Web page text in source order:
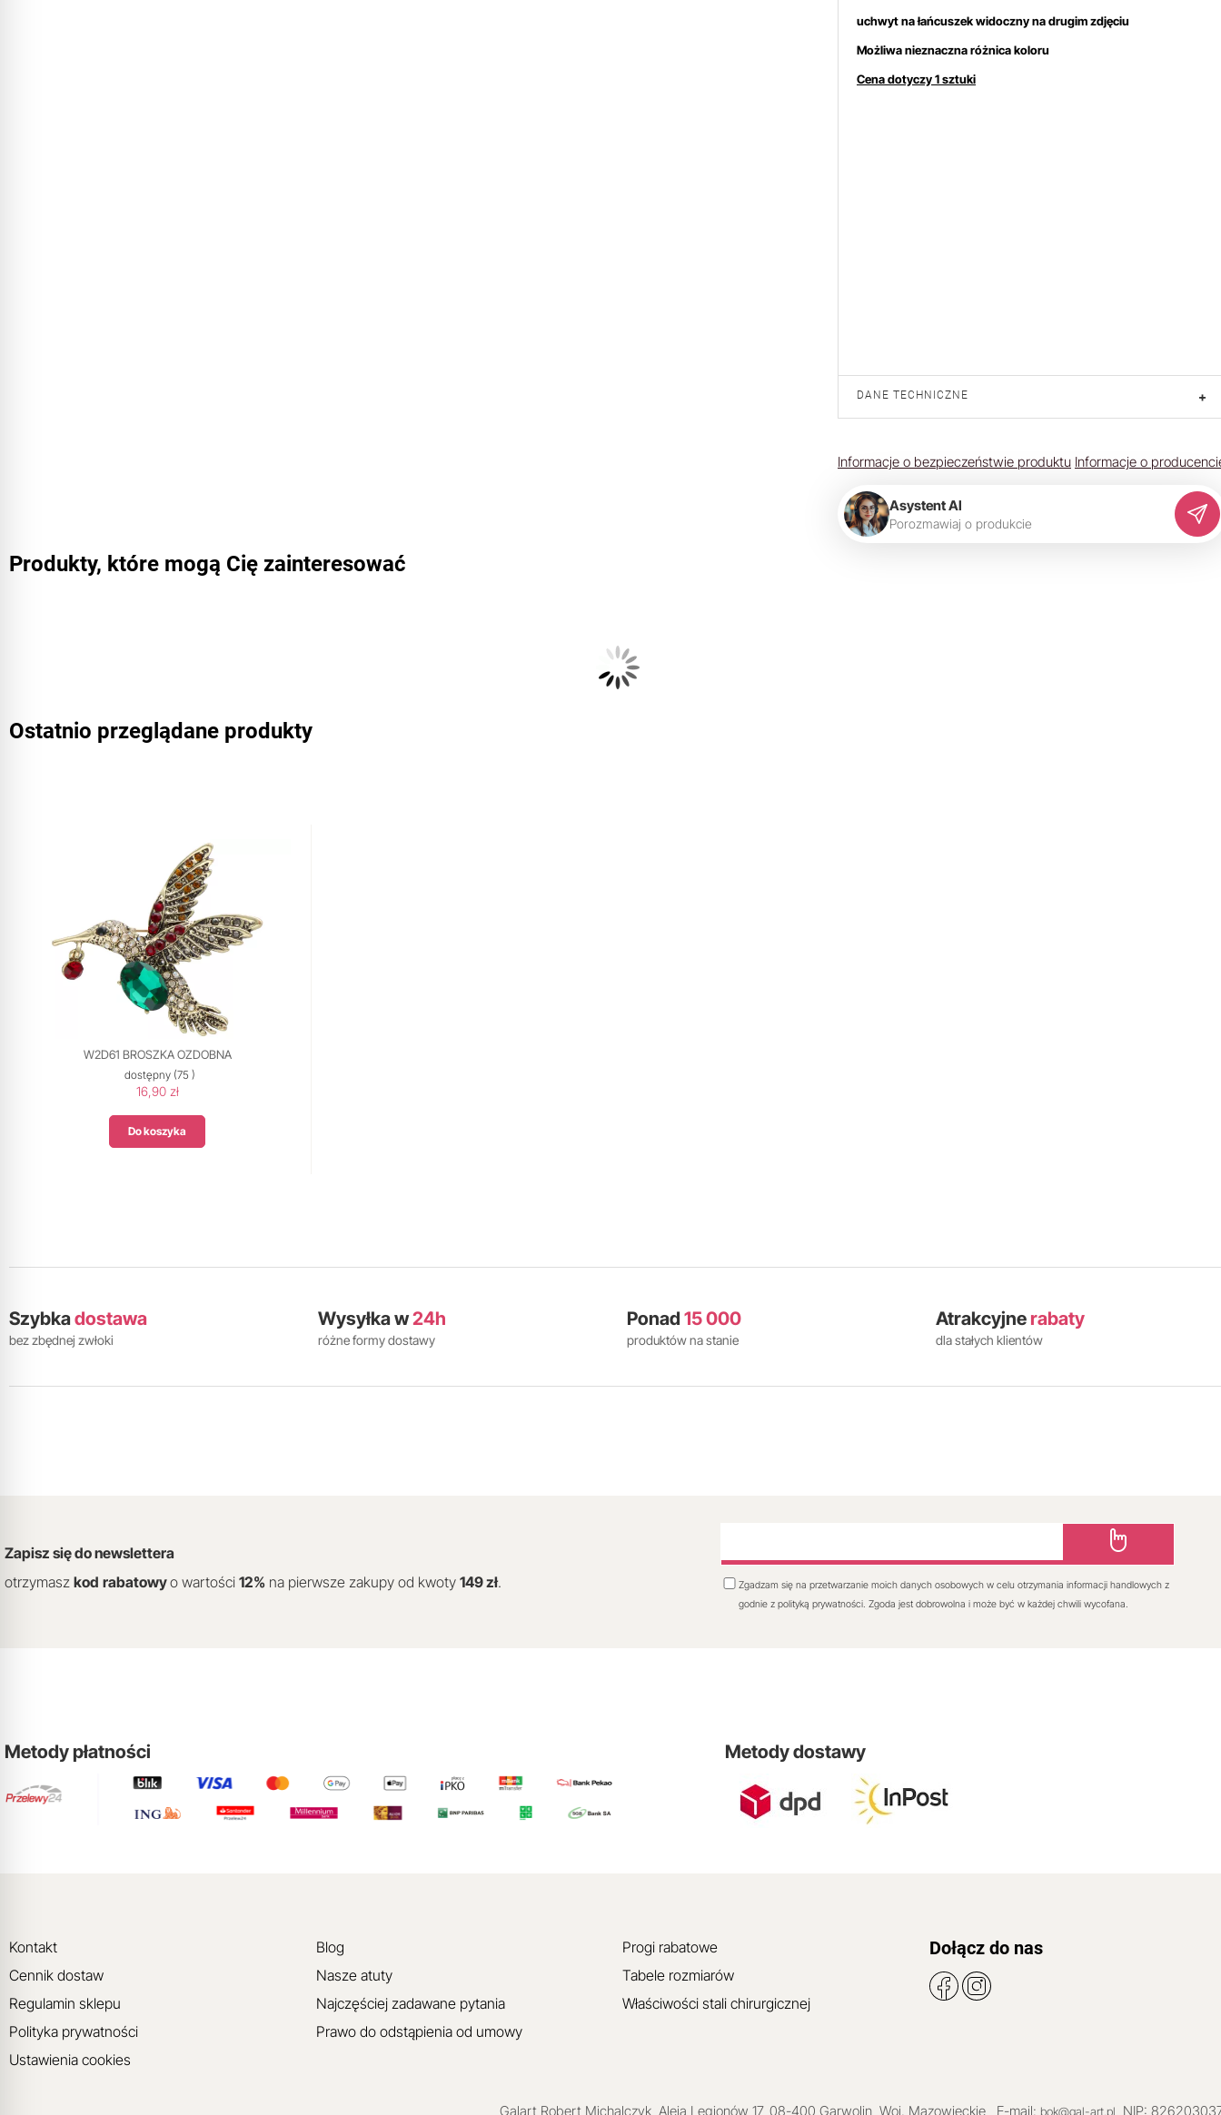
uchwyt na łańcuszekwidoczny na drugim zdjęciu
Możliwa nieznaczna różnica koloru
Cena dotyczy 1 sztuki
DANE TECHNICZNE +
Informacje o bezpieczeństwie produktu Informacje o
Asystent AI
Porozmawiaj o produkcie
Produkty, które mogą Cię zainteresować
Ostatnio przeglądane produkty
W2D61 BROSZKA OZDOBNA
dostępny(75 )
16,90 zł
Do koszyka
Szybkadostawa
bez zbędnej zwłoki
Wysyłka w24h
różne formy dostawy
Ponad 15 000
produktów na stanie
Atrakcyjne rabaty
dla stałych klientów
Zapisz się do newslettera
otrzymasz kod rabatowyo wartości 12% na pierwsze zakupy od kwoty 149 zł.
Zgadzam się na przetwarzanie moich danych osobowych w celu otrzymania informacji handlowych z
godnie z polityką prywatności. Zgoda jest dobrowolna i może być w każdej chwili wycofana.
Metody płatności Metody dostawy
Kontakt
Cennik dostaw
Regulamin sklepu
Polityka prywatności
Ustawienia cookies
Blog
Nasze atuty
Najczęściej zadawane pytania
Prawo do odstąpienia od umowy
Progi rabatowe
Tabele rozmiarów
Właściwości stali chirurgicznej
Dołącz do nas
Galart Robert Michalczyk Aleja Legionów 17, 08-400 Garwolin , Woj. Mazowieckie , E-mail: bok@gal-art.pl , NIP: